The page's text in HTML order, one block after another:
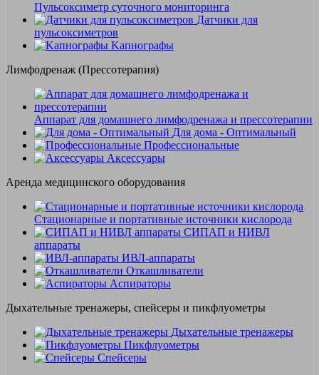
Пульсоксиметр суточного мониторинга
Датчики для
пульсоксиметров
Kапнографы
Лимфодренаж (Прессотерапия)
Аппарат для домашнего лимфодренажа и прессотерапии
Для дома - Оптимальный
Профессиональные
Аксессуары
Аренда медицинского оборудования
Стационарные и портативные источники кислорода
СИПАП и НИВЛ
аппараты
ИВЛ-аппараты
Откашливатели
Аспираторы
Дыхательные тренажеры, спейсеры и пикфлуометры
Дыхательные тренажеры
Пикфлуометры
Спейсеры